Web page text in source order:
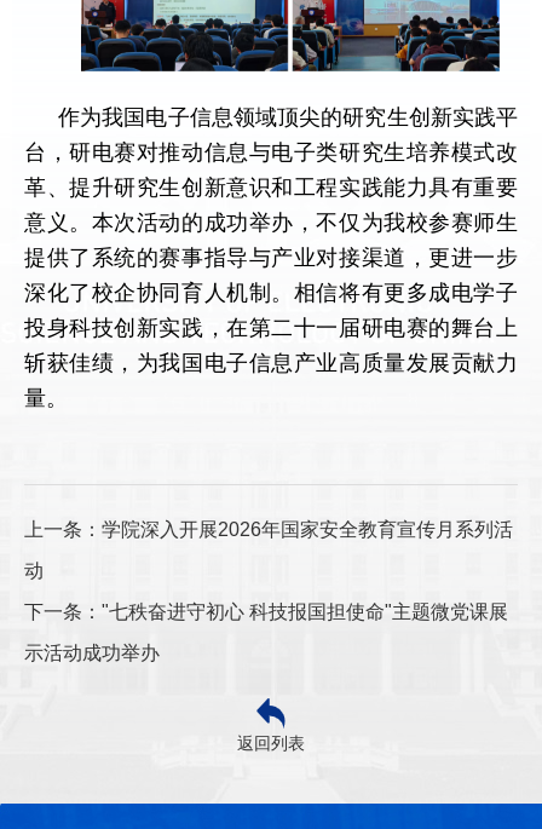
作为我国电子信息领域顶尖的研究生创新实践平
台，研电赛对推动信息与电子类研究生培养模式改
革、提升研究生创新意识和工程实践能力具有重要
意义。本次活动的成功举办，不仅为我校参赛师生
提供了系统的赛事指导与产业对接渠道，更进一步
深化了校企协同育人机制。相信将有更多成电学子
投身科技创新实践，在第二十一届研电赛的舞台上
斩获佳绩，为我国电子信息产业高质量发展贡献力
量。
上一条：学院深入开展2026年国家安全教育宣传月系列活
动
下一条："七秩奋进守初心 科技报国担使命"主题微党课展
示活动成功举办
返回列表